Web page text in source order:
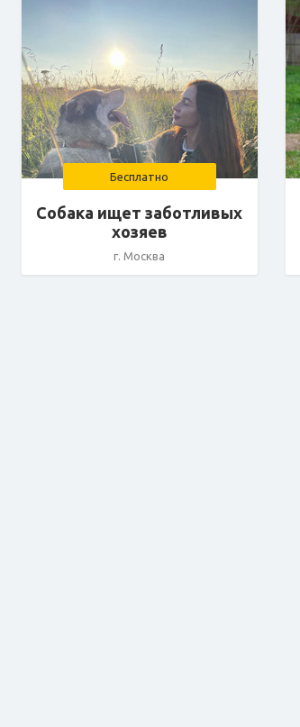
Бесплатно
Собака ищет заботливых
хозяев
г. Москва